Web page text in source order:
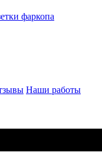
фаркопа
Наши работы